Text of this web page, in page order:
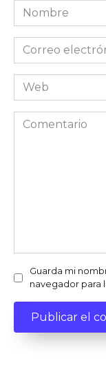
Nombre
Correo
electrónico
Web
Comentario
Guarda mi
navegador para